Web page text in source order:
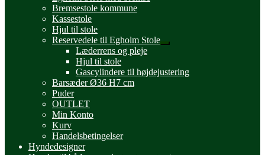
Bremsestole kommune
Kassestole
Hjul til stole
Reservedele til Egholm Stole
Udfold
Læderrens og pleje
Hjul til stole
Gascylindere til højdejustering
Barsæder Ø36 H7 cm
Puder
OUTLET
Min Konto
Kurv
Handelsbetingelser
Hyndedesigner